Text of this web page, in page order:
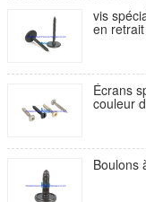
vis
en
Écrans
couleur
Boulons